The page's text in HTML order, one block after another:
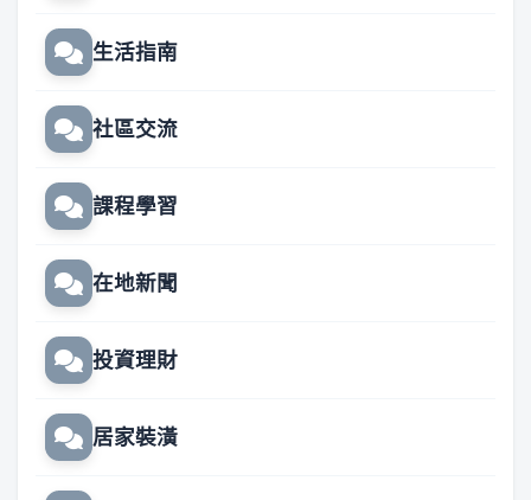
生活指南
社區交流
課程學習
在地新聞
投資理財
居家裝潢